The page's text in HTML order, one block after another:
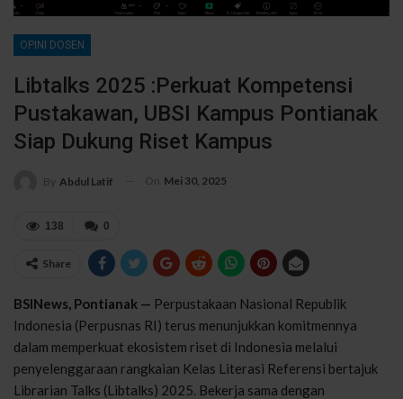
OPINI DOSEN
Libtalks 2025 :Perkuat Kompetensi
Pustakawan, UBSI Kampus Pontianak
Siap Dukung Riset Kampus
By Abdul Latif On Mei 30, 2025
0
138
Share
BSINews, Pontianak — Perpustakaan Nasional Republik
Indonesia (Perpusnas RI) terus menunjukkan komitmennya
dalam memperkuat ekosistem riset di Indonesia melalui
penyelenggaraan rangkaian Kelas Literasi Referensi bertajuk
Librarian Talks (Libtalks) 2025. Bekerja sama dengan